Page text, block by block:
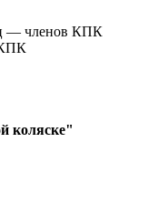
— членов КПК
коляске"